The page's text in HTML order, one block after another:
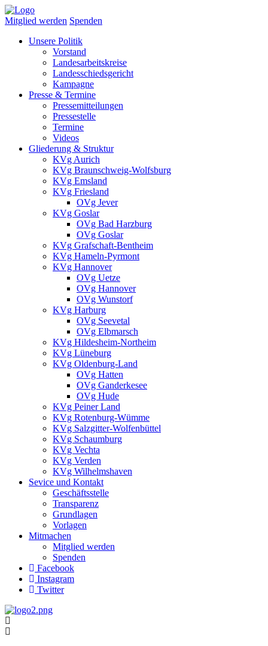
Mitglied werden Spenden
Unsere Politik
Vorstand
Landesarbeitskreise
Landesschiedsgericht
Kampagne
Presse & Termine
Pressemitteilungen
Pressestelle
Termine
Videos
Gliederung & Struktur
KVg Aurich
KVg Braunschweig-Wolfsburg
KVg Emsland
KVg Friesland
OVg Jever
KVg Goslar
OVg Bad Harzburg
OVg Goslar
KVg Grafschaft-Bentheim
KVg Hameln-Pyrmont
KVg Hannover
OVg Uetze
OVg Hannover
OVg Wunstorf
KVg Harburg
OVg Seevetal
OVg Elbmarsch
KVg Hildesheim-Northeim
KVg Lüneburg
KVg Oldenburg-Land
OVg Hatten
OVg Ganderkesee
OVg Hude
KVg Peiner Land
KVg Rotenburg-Wümme
KVg Salzgitter-Wolfenbüttel
KVg Schaumburg
KVg Vechta
KVg Verden
KVg Wilhelmshaven
Sevice und Kontakt
Geschäftsstelle
Transparenz
Grundlagen
Vorlagen
Mitmachen
Mitglied werden
Spenden
Facebook
Instagram
Twitter